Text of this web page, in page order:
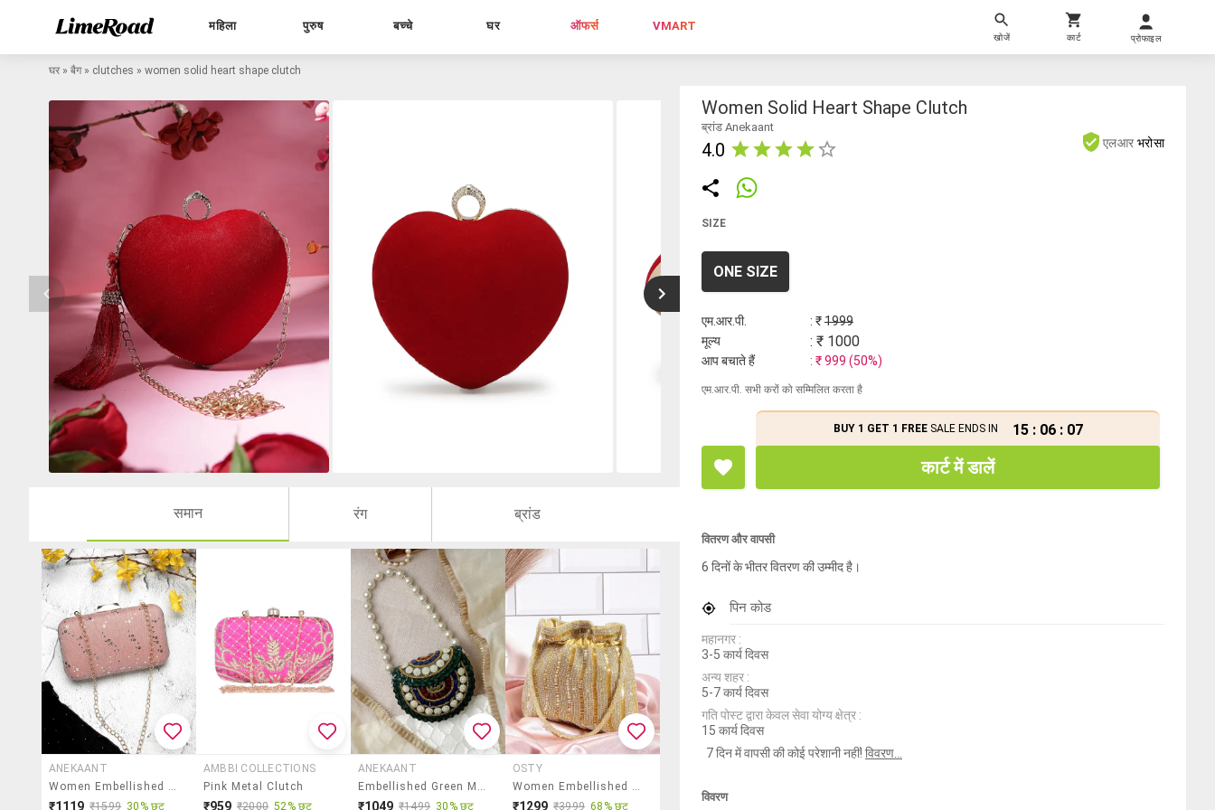
महिला पुरुष बच्चे घर ऑफर्स VMART
खोजें कार्ट प्रोफाइल
घर » बैग » clutches » women solid heart shape clutch
समान रंग ब्रांड
ANEKAANT
Women Embellished Clutch With Sling Chain
₹1119 ₹1599 30% छूट
AMBBI COLLECTIONS
Pink Metal Clutch
₹959 ₹2000 52% छूट
ANEKAANT
Embellished Green Metal Clutch
₹1049 ₹1499 30% छूट
OSTY
Women Embellished Clutch
₹1299 ₹3999 68% छूट
Women Solid Heart Shape Clutch
ब्रांड Anekaant
4.0 एलआर भरोसा
SIZE
ONE SIZE
एम.आर.पी. : ₹1999
मूल्य
: ₹ 1000
आप बचाते हैं : ₹999 (50%)
एम.आर.पी. सभी करों को सम्मिलित करता है
BUY 1 GET 1 FREESALE ENDS IN 15 : 06 : 07
कार्ट में डालें
वितरण और वापसी
6 दिनों के भीतर वितरण की उम्मीद है।
पिन कोड
महानगर :
3-5 कार्य दिवस
अन्य शहर :
5-7 कार्य दिवस
गति पोस्ट द्वारा केवल सेवा योग्य क्षेत्र :
15 कार्य दिवस
7 दिन में वापसी की कोई परेशानी नहीं! विवरण...
विवरण